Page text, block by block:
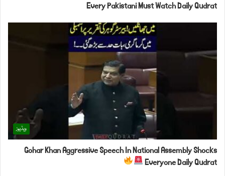
Every Pakistani Must Watch Daily Qudrat
ویڈیوز
Gohar Khan Aggressive Speech In National Assembly Shocks
Everyone Daily Qudrat